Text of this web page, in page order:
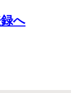
へ